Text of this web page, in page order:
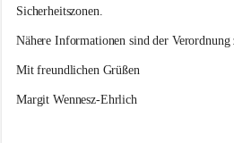
Sicherheitszonen.
Nähere Informationen sind der Verordnung
Mit freundlichen Grüßen
Margit Wennesz-Ehrlich